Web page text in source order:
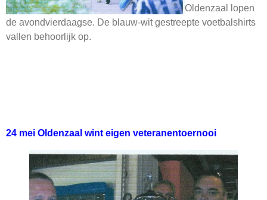
Oldenzaal lopen
de avondvierdaagse. De blauw-wit gestreepte voetbalshirts
vallen behoorlijk op.
24 mei Oldenzaal wint eigen veteranentoernooi